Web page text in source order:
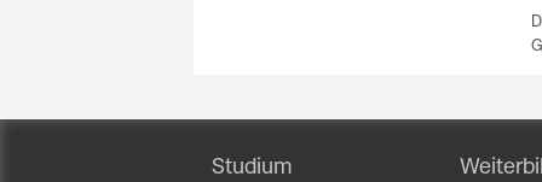
Studium